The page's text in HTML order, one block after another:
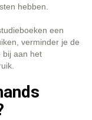
hebben.
een
verminder je de
bij aan het